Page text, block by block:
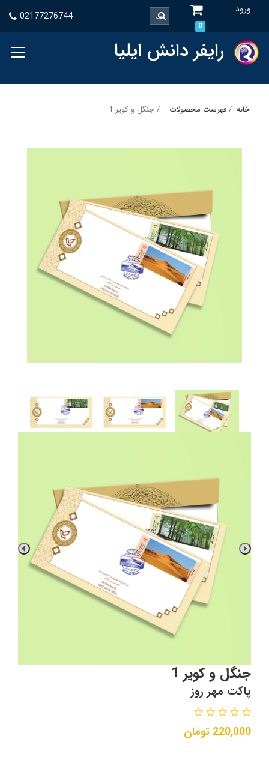
ورود
0
02177276744
رایفر دانش ایلیا
خانه فهرست محصولات جنگل و کویر 1
جنگل و کویر 1
پاکت مهر روز
220,000 تومان